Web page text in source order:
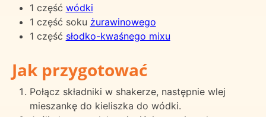
1 część wódki
1 część soku żurawinowego
1 część słodko-kwaśnego mixu
Jak przygotować
Połącz składniki w shakerze, następnie wlej
mieszankę do kieliszka do wódki.